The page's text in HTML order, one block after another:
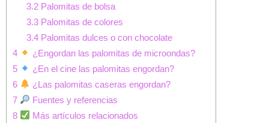
3.2Palomitas de bolsa
3.3Palomitas de colores
3.4Palomitas dulces o con chocolate
4
¿Engordan las palomitas de microondas?
5
¿En el cine las palomitas engordan?
6
¿Las palomitas caseras engordan?
7
Fuentes y referencias
8
Más artículos relacionados